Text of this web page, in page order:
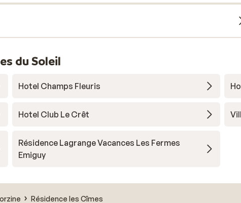
du Soleil
Hotel Champs Fleuris
Hotel Club Le Crêt
Résidence Lagrange Vacances Les Fermes
Emiguy
Résidence les Cîmes